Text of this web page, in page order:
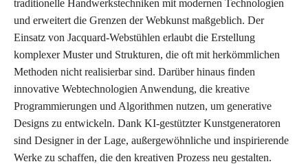
traditionelle Handwerkstechniken mit modernen Technologien
und erweitert die Grenzen der Webkunst maßgeblich. Der
Einsatz von Jacquard-Webstühlen erlaubt die Erstellung
komplexer Muster und Strukturen, die oft mit herkömmlichen
Methoden nicht realisierbar sind. Darüber hinaus finden
innovative Webtechnologien Anwendung, die kreative
Programmierungen und Algorithmen nutzen, um generative
Designs zu entwickeln. Dank KI-gestützter Kunstgeneratoren
sind Designer in der Lage, außergewöhnliche und inspirierende
Werke zu schaffen, die den kreativen Prozess neu gestalten.